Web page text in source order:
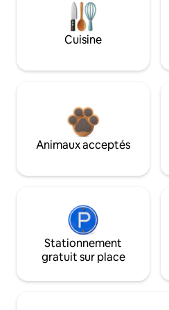
Cuisine
Animaux acceptés
Stationnement
gratuit sur place